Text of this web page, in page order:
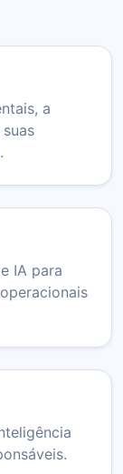
a
IA para